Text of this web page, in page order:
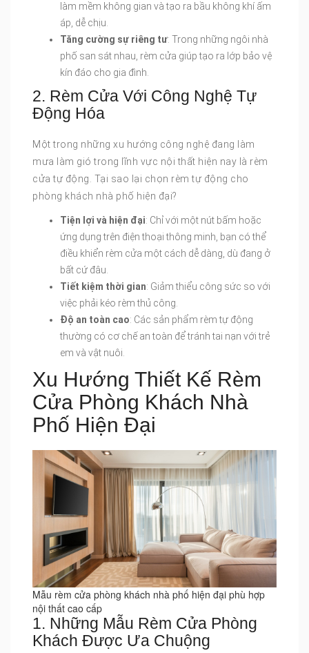
làm mềm không gian và tạo ra bầu không khí ấm
áp, dễ chịu.
Tăng cường sự riêng tư: Trong những ngôi nhà
phố san sát nhau, rèm cửa giúp tạo ra lớp bảo vệ
kín đáo cho gia đình.
2. Rèm Cửa Với Công Nghệ Tự
Động Hóa
Một trong những xu hướng công nghệ đang làm
mưa làm gió trong lĩnh vực nội thất hiện nay là rèm
cửa tự động. Tại sao lại chọn rèm tự động cho
phòng khách nhà phố hiện đại?
Tiện lợi và hiện đại: Chỉ với một nút bấm hoặc
ứng dụng trên điện thoại thông minh, bạn có thể
điều khiển rèm cửa một cách dễ dàng, dù đang ở
bất cứ đâu.
Tiết kiệm thời gian: Giảm thiểu công sức so với
việc phải kéo rèm thủ công.
Độ an toàn cao: Các sản phẩm rèm tự động
thường có cơ chế an toàn để tránh tai nạn với trẻ
em và vật nuôi.
Xu Hướng Thiết Kế Rèm
Cửa Phòng Khách Nhà
Phố Hiện Đại
Mẫu rèm cửa phòng khách nhà phố hiện đại phù hợp
nội thất cao cấp
1. Những Mẫu Rèm Cửa Phòng
Khách Được Ưa Chuộng